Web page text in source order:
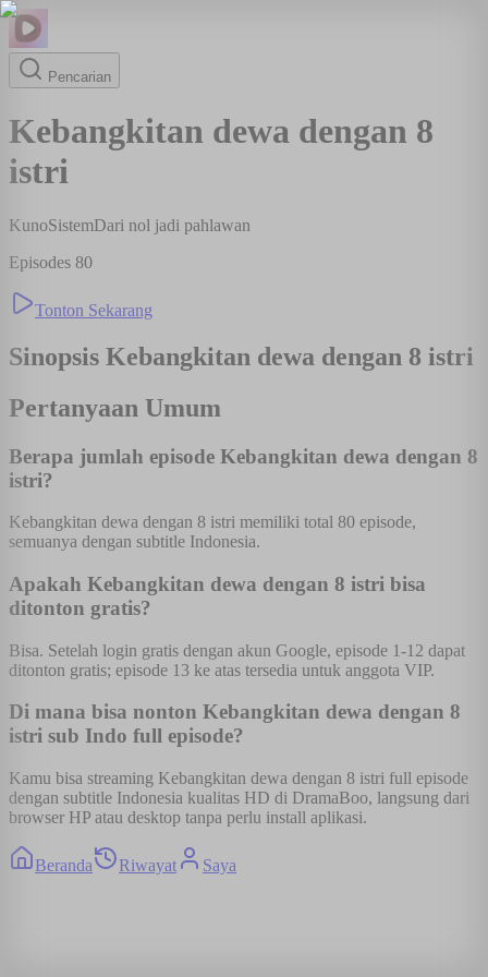
Pencarian
Kebangkitan dewa dengan 8
istri
KunoSistemDari nol jadi pahlawan
Episodes 80
Tonton Sekarang
Sinopsis Kebangkitan dewa dengan 8 istri
Pertanyaan Umum
Berapa jumlah episode Kebangkitan dewa dengan 8
istri?
Kebangkitan dewa dengan 8 istri memiliki total 80 episode,
semuanya dengan subtitle Indonesia.
Apakah Kebangkitan dewa dengan 8 istri bisa
ditonton gratis?
Bisa. Setelah login gratis dengan akun Google, episode 1-12 dapat
ditonton gratis; episode 13 ke atas tersedia untuk anggota VIP.
Di mana bisa nonton Kebangkitan dewa dengan 8
istri sub Indo full episode?
Kamu bisa streaming Kebangkitan dewa dengan 8 istri full episode
dengan subtitle Indonesia kualitas HD di DramaBoo, langsung dari
browser HP atau desktop tanpa perlu install aplikasi.
Beranda Riwayat Saya